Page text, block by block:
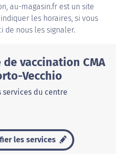
au-magasin.fr est un site
les horaires, si vous
de nous les signaler.
vaccination CMA
Vecchio
services du centre
les services